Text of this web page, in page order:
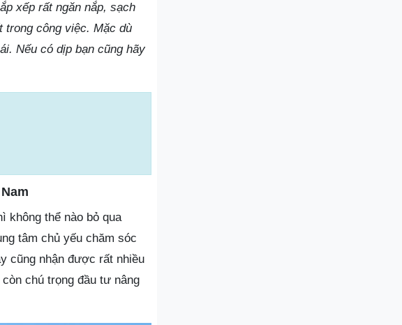
xếp rất ngăn nắp, sạch
trong công việc. Mặc dù
Nếu có dịp bạn cũng hãy
không thể nào bỏ qua
tâm chủ yếu chăm sóc
cũng nhận được rất nhiều
chú trọng đầu tư nâng